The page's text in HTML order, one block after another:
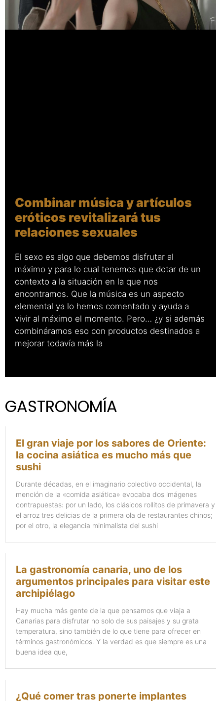
Combinar música y artículos
eróticos revitalizará tus
relaciones sexuales
El sexo es algo que debemos disfrutar al
máximo y para lo cual tenemos que dotar de un
contexto a la situación en la que nos
encontramos. Que la música es un aspecto
elemental ya lo hemos comentado y ayuda a
vivir al máximo el momento. Pero… ¿y si además
combináramos eso con productos destinados a
mejorar todavía más la
GASTRONOMÍA
El gran viaje por los sabores de Oriente:
la cocina asiática es mucho más que
sushi
Durante décadas, en el imaginario colectivo occidental, la
mención de la «comida asiática» evocaba dos imágenes
contrapuestas: por un lado, los clásicos rollitos de primavera y
el arroz tres delicias de la primera ola de restaurantes chinos;
por el otro, la elegancia minimalista del sushi
La gastronomía canaria, uno de los
argumentos principales para visitar este
archipiélago
Hay mucha más gente de la que pensamos que viaja a
Canarias para disfrutar no solo de sus paisajes y su grata
temperatura, sino también de lo que tiene para ofrecer en
términos gastronómicos. Y la verdad es que siempre es una
buena idea que,
¿Qué comer tras ponerte implantes